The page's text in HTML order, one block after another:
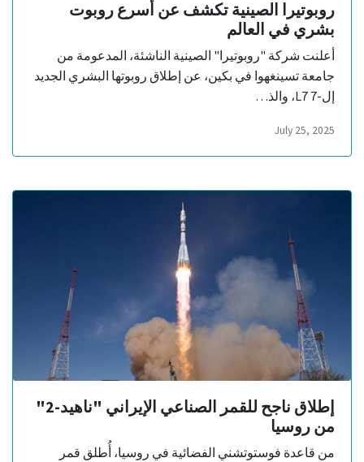
روبوتيرا الصينية تكشف عن أسرع روبوت
بشري في العالم
أعلنت شركة "روبوتيرا" الصينية الناشئة، المدعومة من
جامعة تسينغهوا في بكين، عن إطلاق روبوتها البشري الجديد
إل-7 L7، والذ…
July 25, 2025
إطلاق ناجح للقمر الصناعي الإيراني "ناهيد-2"
من روسيا
من قاعدة فوستوتشني الفضائية في روسيا، أُطلق قمر